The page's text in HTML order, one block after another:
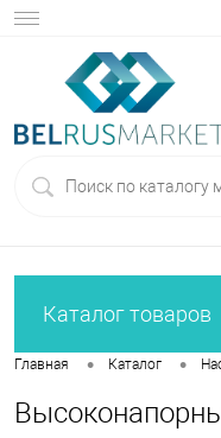
Каталог товаров
Главная • Каталог •